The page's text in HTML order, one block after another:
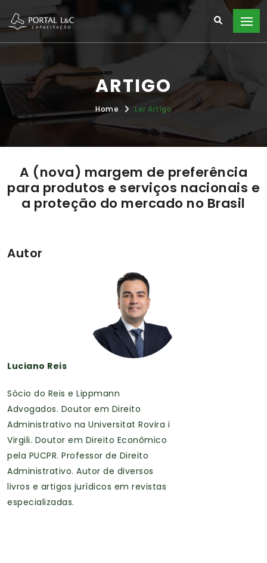
ARTIGO
Home Ler Artigo
A (nova) margem de preferência
para produtos e serviços nacionais e
a proteção do mercado no Brasil
Autor
Luciano Reis
Sócio do Reis e Lippmann
Advogados. Doutor em Direito
Administrativo na Universitat Rovira i
Virgili. Doutor em Direito Econômico
pela PUCPR. Professor de Direito
Administrativo. Autor de diversos
livros e artigos jurídicos em revistas
especializadas.